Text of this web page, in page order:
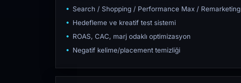
Search / Shopping / Performance Max / Remarketing
Hedefleme ve kreatif test sistemi
ROAS, CAC, marj odaklı optimizasyon
Negatif kelime/placement temizliği